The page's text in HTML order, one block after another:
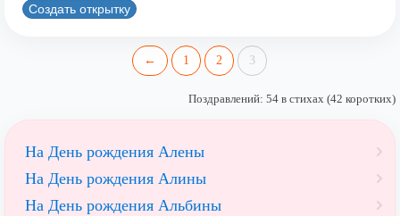
Создать открытку
← 1 2 3
Поздравлений: 54 в стихах (42 коротких)
На День рождения Алены
На День рождения Алины
На День рождения Альбины